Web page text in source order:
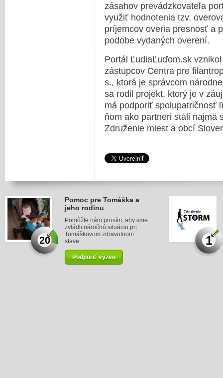
zásahov prevádzkovateľa
využiť hodnotenia tzv.
príjemcov overia presnosť a
podobe vydaných overení.
Portál ĽudiaĽuďom.sk
zástupcov Centra pre
s., ktorá je správcom
sa rodil projekt, ktorý je v
má podporiť spolupatričnosť
ňom ako partneri stáli najmä
Združenie miest a obcí
20
Pomoc pre Tomáška a
jeho rodinu
Pomôžte nám prosím, aby sme
zvládli náročnú situáciu pri
Tomáškovom zdravotnom
stave....
Podporiť výzvu
1